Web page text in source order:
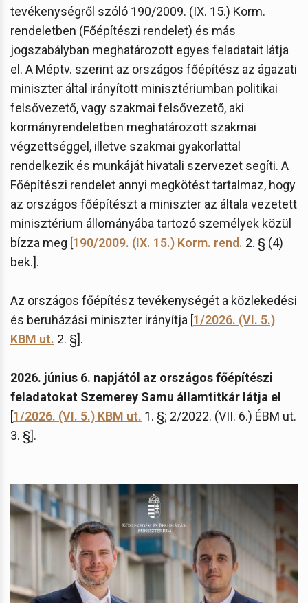
tevékenységről szóló 190/2009. (IX. 15.) Korm.
rendeletben (Főépítészi rendelet) és más
jogszabályban meghatározott egyes feladatait látja
el. A Méptv. szerint az országos főépítész az ágazati
miniszter által irányított minisztériumban politikai
felsővezető, vagy szakmai felsővezető, aki
kormányrendeletben meghatározott szakmai
végzettséggel, illetve szakmai gyakorlattal
rendelkezik és munkáját hivatali szervezet segíti. A
Főépítészi rendelet annyi megkötést tartalmaz, hogy
az országos főépítészt a miniszter az általa vezetett
minisztérium állományába tartozó személyek közül
bízza meg [190/2009. (IX. 15.) Korm. rend. 2. § (4)
bek.].
Az országos főépítész tevékenységét a közlekedési
és beruházási miniszter irányítja [1/2026. (VI. 5.)
KBM ut. 2. §].
2026. június 6. napjától az országos főépítészi
feladatokat Szemerey Samu államtitkár látja el
[1/2026. (VI. 5.) KBM ut. 1. §; 2/2022. (VII. 6.) ÉBM ut.
3. §].